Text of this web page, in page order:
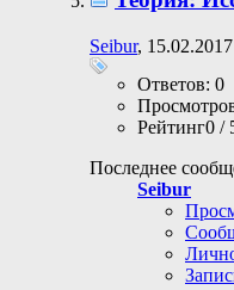
Seibur,
Ответов: 0
Рейтинг0 /
Последнее
Seibur